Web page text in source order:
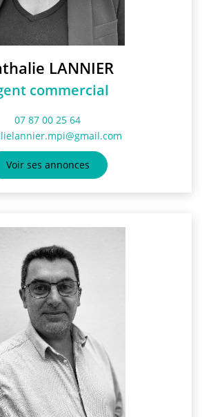
LANNIER
commercial
07 87 00 25 64
Voir ses annonces